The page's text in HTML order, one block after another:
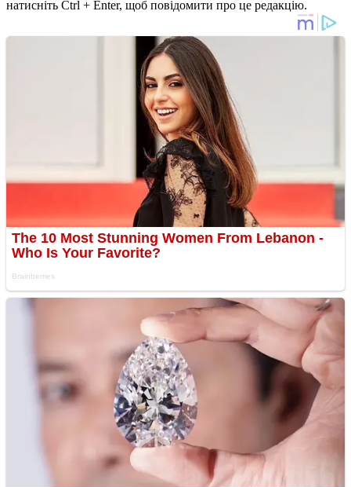
натисніть Ctrl + Enter, щоб повідомити про це редакцію.